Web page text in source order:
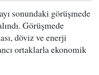
sonundaki görüşmede
Görüşmede
döviz ve enerji
ortaklarla ekonomik